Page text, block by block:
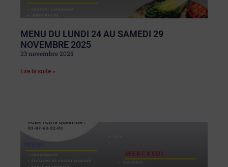
MENU DU LUNDI 24 AU SAMEDI 29
NOVEMBRE 2025
23 novembre 2025
Lire la suite »